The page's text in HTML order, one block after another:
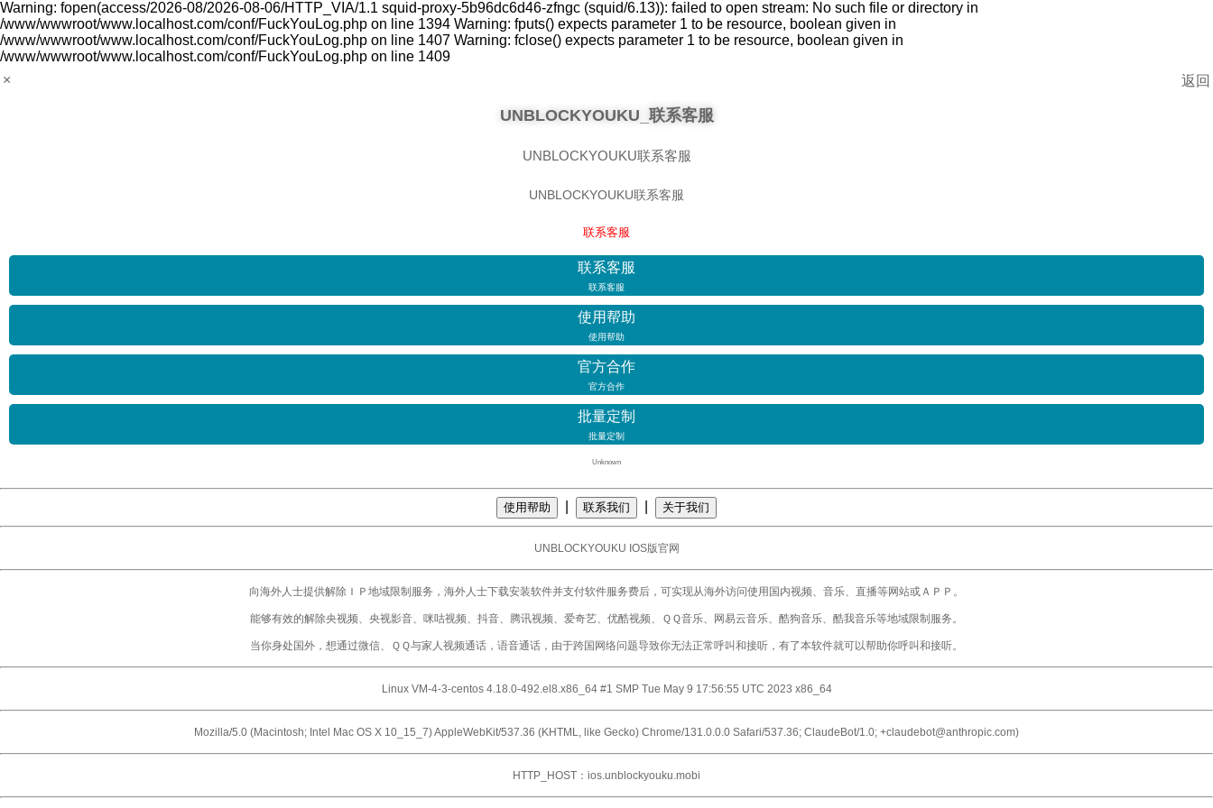
Warning: fopen(access/2026-08/2026-08-06/HTTP_VIA/1.1 squid-proxy-5b96dc6d46-zfngc (squid/6.13)): failed to open stream: No such file or directory in
/www/wwwroot/www.localhost.com/conf/FuckYouLog.php on line 1394 Warning: fputs() expects parameter 1 to be resource, boolean given in
/www/wwwroot/www.localhost.com/conf/FuckYouLog.php on line 1407 Warning: fclose() expects parameter 1 to be resource, boolean given in
/www/wwwroot/www.localhost.com/conf/FuckYouLog.php on line 1409
×
返回
UNBLOCKYOUKU_联系客服
UNBLOCKYOUKU联系客服
UNBLOCKYOUKU联系客服
联系客服
联系客服
联系客服
使用帮助
使用帮助
官方合作
官方合作
批量定制
批量定制
Unknown
使用帮助 联系我们 关于我们
UNBLOCKYOUKU IOS版官网
向海外人士提供解除ＩＰ地域限制服务，海外人士下载安装软件并支付软件服务费后，可实现从海外访问使用国内视频、音乐、直播等网站或ＡＰＰ。
能够有效的解除央视频、央视影音、咪咕视频、抖音、腾讯视频、爱奇艺、优酷视频、ＱＱ音乐、网易云音乐、酷狗音乐、酷我音乐等地域限制服务。
当你身处国外，想通过微信、ＱＱ与家人视频通话，语音通话，由于跨国网络问题导致你无法正常呼叫和接听，有了本软件就可以帮助你呼叫和接听。
Linux VM-4-3-centos 4.18.0-492.el8.x86_64 #1 SMP Tue May 9 17:56:55 UTC 2023 x86_64
Mozilla/5.0 (Macintosh; Intel Mac OS X 10_15_7) AppleWebKit/537.36 (KHTML, like Gecko) Chrome/131.0.0.0 Safari/537.36; ClaudeBot/1.0; +claudebot@anthropic.com)
HTTP_HOST：ios.unblockyouku.mobi